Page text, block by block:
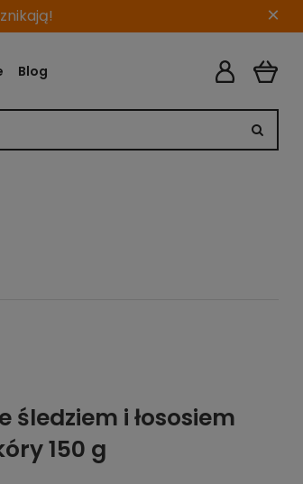
×
Blog
śledziem i łososiem
150 g